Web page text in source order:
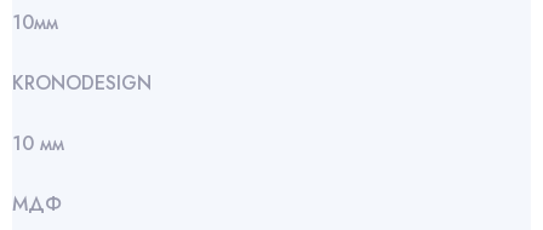
10мм
KRONODESIGN
10 мм
МДФ